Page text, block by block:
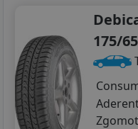
175/
Zgomot